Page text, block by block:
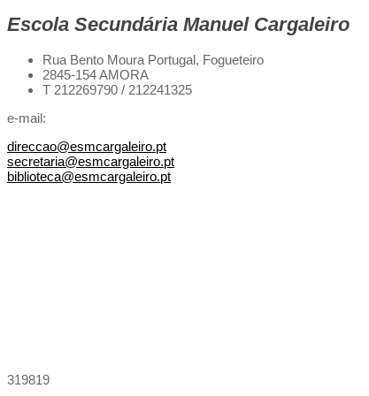
Escola Secundária Manuel Cargaleiro
Rua Bento Moura Portugal, Fogueteiro
2845-154 AMORA
T 212269790 / 212241325
e-mail:
direccao@esmcargaleiro.pt
secretaria@esmcargaleiro.pt
biblioteca@esmcargaleiro.pt
319819